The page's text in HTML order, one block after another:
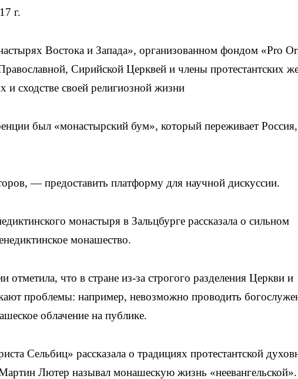
г.
Востока и Запада», организованном фондом «Pro
Сирийской Церквей и члены протестантских
и сходстве своей религиозной жизни
был «монастырский бум», который переживает Россия,
— предоставить платформу для научной дискуссии.
монастыря в Зальцбурге рассказала о сильном
монашество.
что в стране из-за строгого разделения Церкви и
проблемы: например, невозможно проводить
облачение на публике.
Сельбиц» рассказала о традициях протестантской
Лютер называл монашескую жизнь «неевангельской».